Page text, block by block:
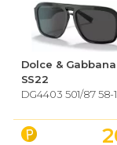
SS22
DG4403 501/87 58-